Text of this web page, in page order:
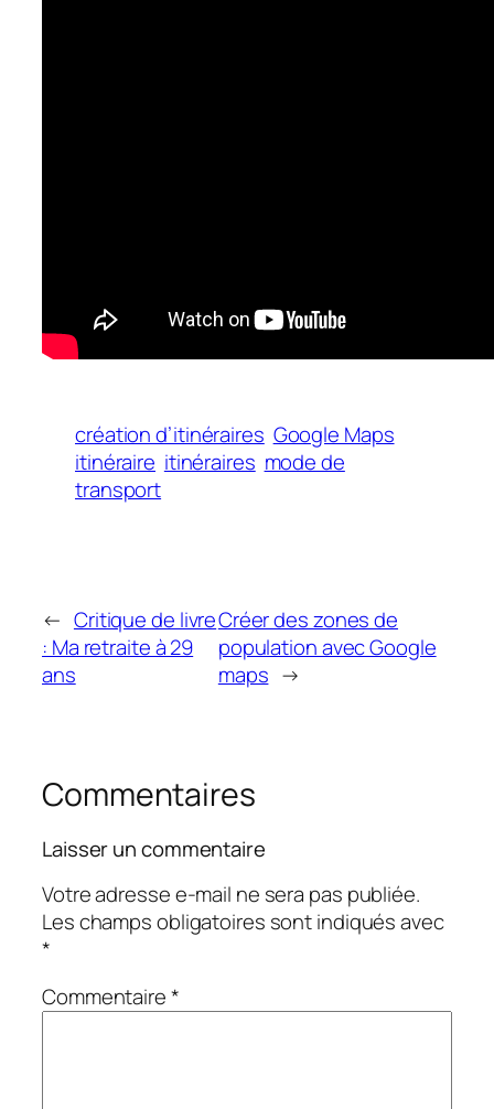
création d’itinéraires Google Maps
itinéraire itinéraires mode de
transport
← Critique de livre
: Ma retraite à 29
ans
Créer des zones de
population avec Google
maps →
Commentaires
Laisser un commentaire
Votre adresse e-mail ne sera pas publiée.
Les champs obligatoires sont indiqués avec
*
Commentaire*